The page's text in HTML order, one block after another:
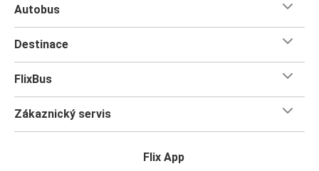
svou jízdu. Přemýšlíte,
cestovní zavazadlo, takže při balení nemusíte dělat žádné
autobuse FlixBus – bezplatné připojení k Wi-Fi, zásuvky a
Autobus
Destinace
FlixBus
Zákaznický servis
Flix App